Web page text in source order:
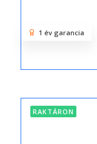
1 év garancia
RAKTÁRON